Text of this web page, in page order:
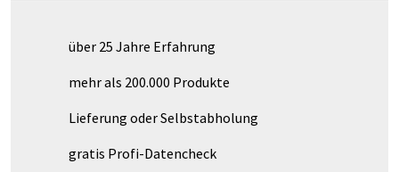
über 25 Jahre Erfahrung
mehr als 200.000 Produkte
Lieferung oder Selbstabholung
gratis Profi-Datencheck